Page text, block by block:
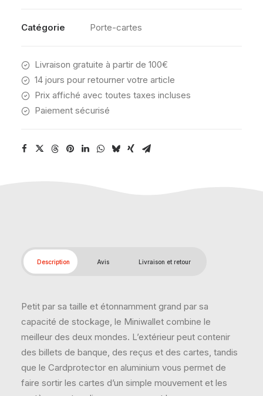
Catégorie Porte-cartes
Livraison gratuite à partir de 100€
14 jours pour retourner votre article
Prix affiché avec toutes taxes incluses
Paiement sécurisé
Description Avis Livraison et retour
Petit par sa taille et étonnamment grand par sa
capacité de stockage, le Miniwallet combine le
meilleur des deux mondes. L’extérieur peut contenir
des billets de banque, des reçus et des cartes, tandis
que le Cardprotector en aluminium vous permet de
faire sortir les cartes d’un simple mouvement et les